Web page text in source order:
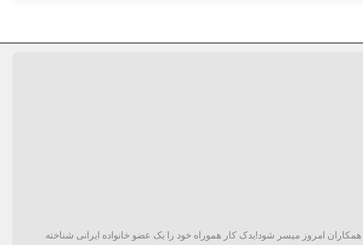
و حتی همکاران امروز میسر شود!یدک کار هموراه خود را یک عضو خانواده ایرانی شناخته